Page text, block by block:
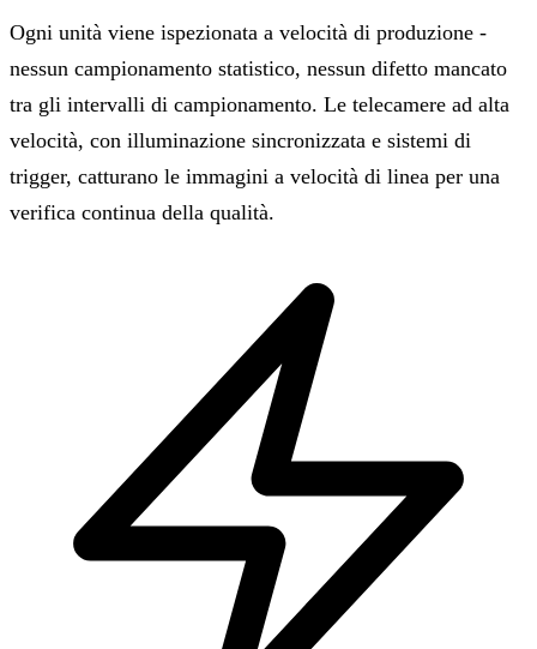
Ogni unità viene ispezionata a velocità di produzione -
nessun campionamento statistico, nessun difetto mancato
tra gli intervalli di campionamento. Le telecamere ad alta
velocità, con illuminazione sincronizzata e sistemi di
trigger, catturano le immagini a velocità di linea per una
verifica continua della qualità.